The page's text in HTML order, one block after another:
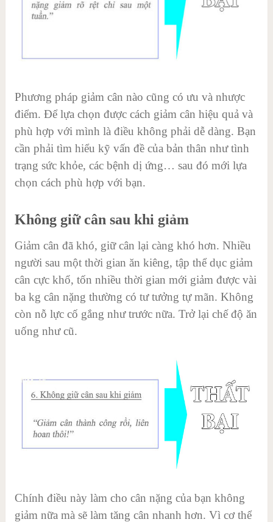
Phương pháp giảm cân nào cũng có ưu và nhược
điểm. Để lựa chọn được cách giảm cân hiệu quả và
phù hợp với mình là điều không phải dễ dàng. Bạn
cần phải tìm hiểu kỹ vấn đề của bản thân như tình
trạng sức khỏe, các bệnh dị ứng… sau đó mới lựa
chọn cách phù hợp với bạn.
Không giữ cân sau khi giảm
Giảm cân đã khó, giữ cân lại càng khó hơn. Nhiều
người sau một thời gian ăn kiêng, tập thể dục giảm
cân cực khổ, tốn nhiều thời gian mới giảm được vài
ba kg cân nặng thường có tư tưởng tự mãn. Không
còn nỗ lực cố gắng như trước nữa. Trở lại chế độ ăn
uống như cũ.
Chính điều này làm cho cân nặng của bạn không
giảm nữa mà sẽ làm tăng cân nhanh hơn. Vì cơ thể